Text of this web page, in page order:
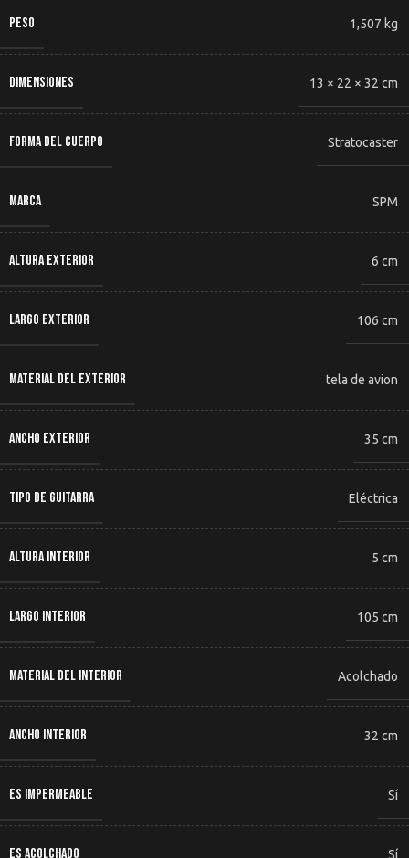
PESO 1,507 kg
DIMENSIONES 13 × 22 × 32 cm
FORMA DEL CUERPO Stratocaster
MARCA SPM
ALTURA EXTERIOR 6 cm
LARGO EXTERIOR 106 cm
MATERIAL DEL EXTERIOR tela de avion
ANCHO EXTERIOR 35 cm
TIPO DE GUITARRA Eléctrica
ALTURA INTERIOR 5 cm
LARGO INTERIOR 105 cm
MATERIAL DEL INTERIOR Acolchado
ANCHO INTERIOR 32 cm
ES IMPERMEABLE Sí
ES ACOLCHADO Sí